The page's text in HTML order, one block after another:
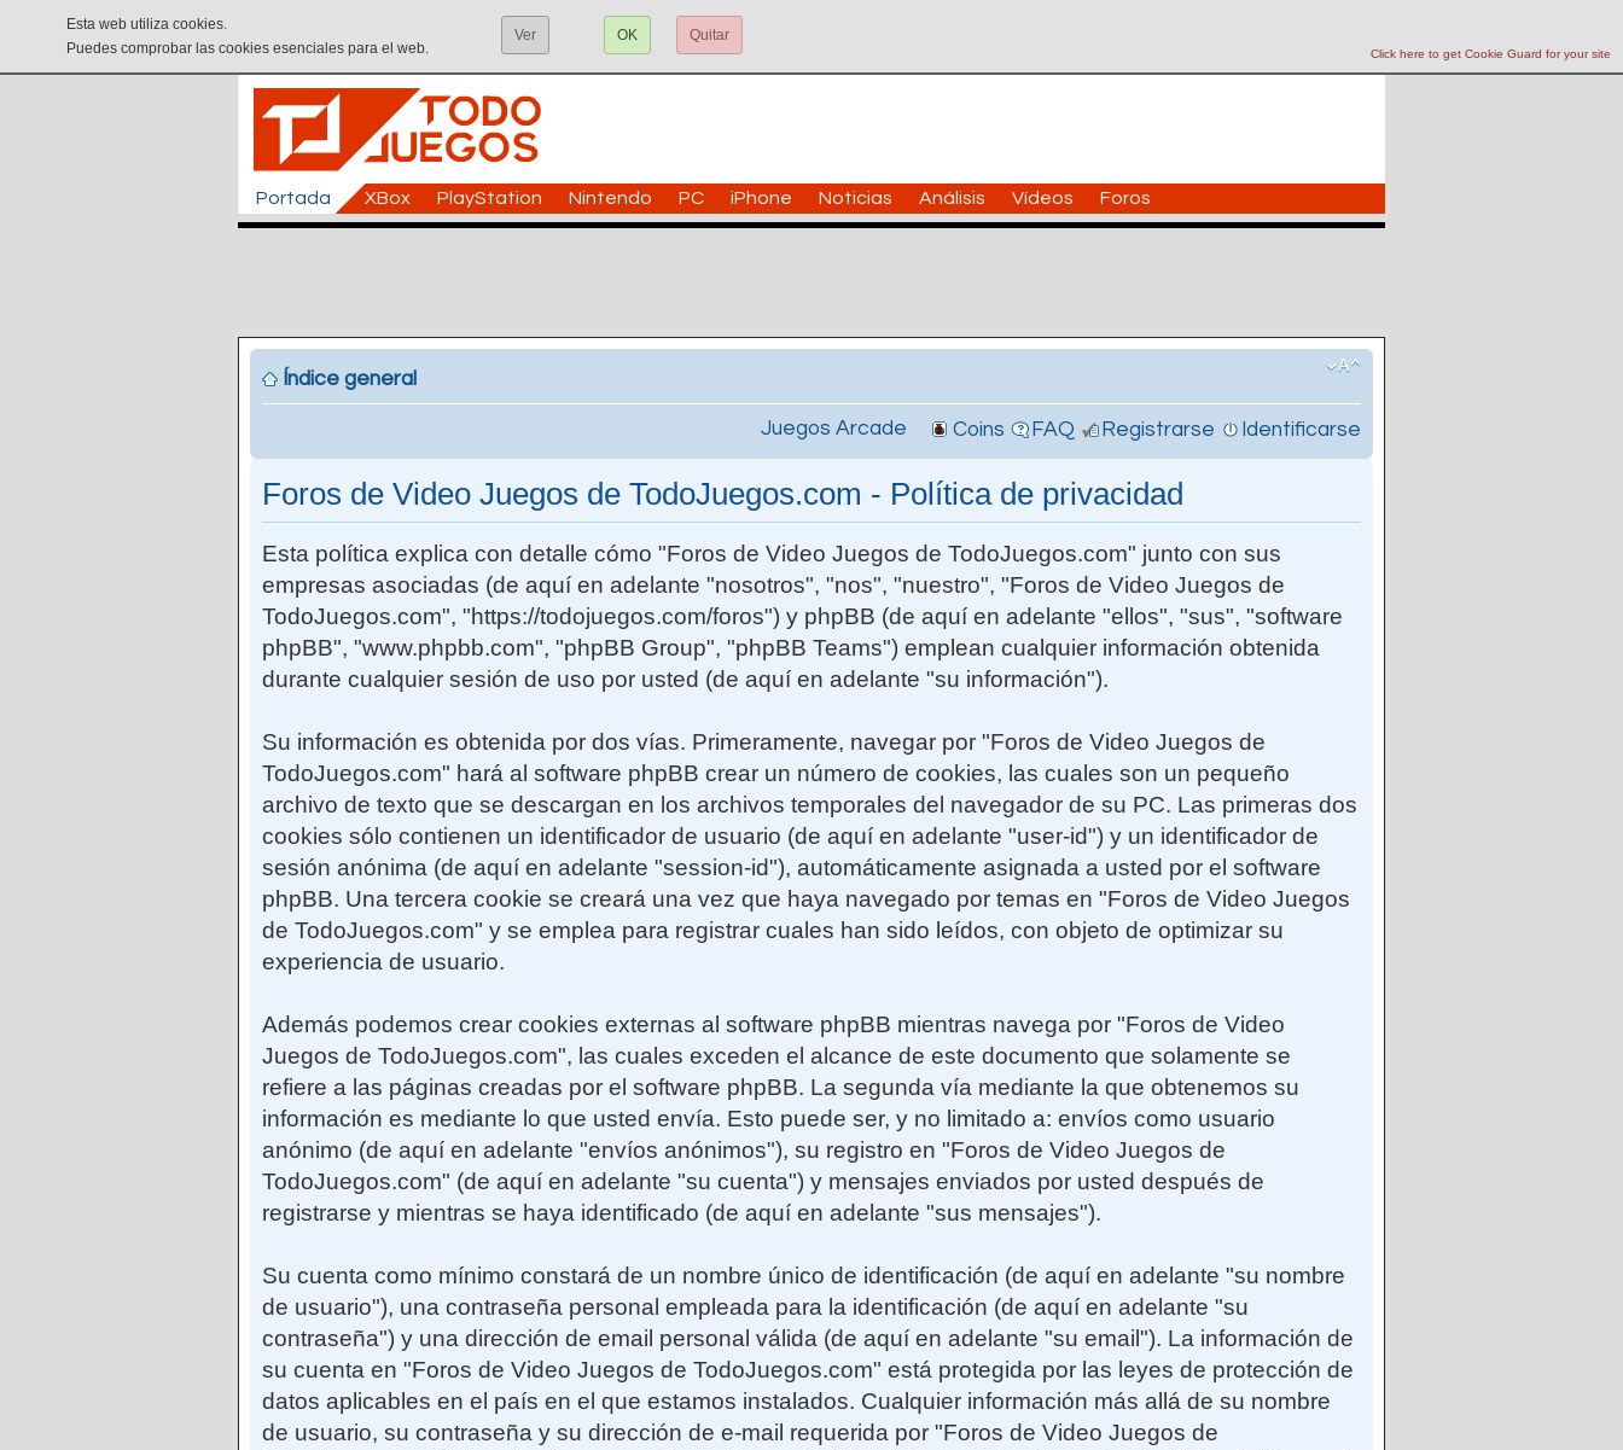
Click here to get Cookie Guard for your site
Esta web utiliza cookies.
Puedes comprobar las cookies esenciales para el web.
Ver OK Quitar
Portada XBox PlayStation Nintendo PC iPhone Noticias Análisis Vídeos Foros
Índice general
Juegos Arcade Coins FAQ Registrarse Identificarse
Foros de Video Juegos de TodoJuegos.com - Política de privacidad
Esta política explica con detalle cómo "Foros de Video Juegos de TodoJuegos.com" junto con sus
empresas asociadas (de aquí en adelante "nosotros", "nos", "nuestro", "Foros de Video Juegos de
TodoJuegos.com", "https://todojuegos.com/foros") y phpBB (de aquí en adelante "ellos", "sus", "software
phpBB", "www.phpbb.com", "phpBB Group", "phpBB Teams") emplean cualquier información obtenida
durante cualquier sesión de uso por usted (de aquí en adelante "su información").
Su información es obtenida por dos vías. Primeramente, navegar por "Foros de Video Juegos de
TodoJuegos.com" hará al software phpBB crear un número de cookies, las cuales son un pequeño
archivo de texto que se descargan en los archivos temporales del navegador de su PC. Las primeras dos
cookies sólo contienen un identificador de usuario (de aquí en adelante "user-id") y un identificador de
sesión anónima (de aquí en adelante "session-id"), automáticamente asignada a usted por el software
phpBB. Una tercera cookie se creará una vez que haya navegado por temas en "Foros de Video Juegos
de TodoJuegos.com" y se emplea para registrar cuales han sido leídos, con objeto de optimizar su
experiencia de usuario.
Además podemos crear cookies externas al software phpBB mientras navega por "Foros de Video
Juegos de TodoJuegos.com", las cuales exceden el alcance de este documento que solamente se
refiere a las páginas creadas por el software phpBB. La segunda vía mediante la que obtenemos su
información es mediante lo que usted envía. Esto puede ser, y no limitado a: envíos como usuario
anónimo (de aquí en adelante "envíos anónimos"), su registro en "Foros de Video Juegos de
TodoJuegos.com" (de aquí en adelante "su cuenta") y mensajes enviados por usted después de
registrarse y mientras se haya identificado (de aquí en adelante "sus mensajes").
Su cuenta como mínimo constará de un nombre único de identificación (de aquí en adelante "su nombre
de usuario"), una contraseña personal empleada para la identificación (de aquí en adelante "su
contraseña") y una dirección de email personal válida (de aquí en adelante "su email"). La información de
su cuenta en "Foros de Video Juegos de TodoJuegos.com" está protegida por las leyes de protección de
datos aplicables en el país en el que estamos instalados. Cualquier información más allá de su nombre
de usuario, su contraseña y su dirección de e-mail requerida por "Foros de Video Juegos de